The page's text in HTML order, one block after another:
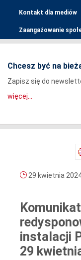
Kontakt dla mediów
Zaangażowanie
Chcesz być na
Zapisz się do
więcej...
29 kwietnia
instalacji
29